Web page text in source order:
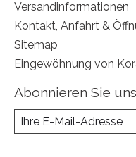
Versandinformationen
Kontakt, Anfahrt &
Sitemap
Eingewöhnung von
Abonnieren Sie